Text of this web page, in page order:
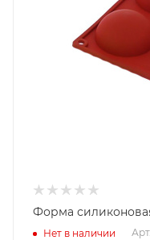
Форма
Нет в наличии